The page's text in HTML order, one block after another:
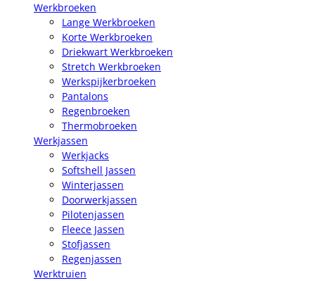
Werkbroeken
Lange Werkbroeken
Korte Werkbroeken
Driekwart Werkbroeken
Stretch Werkbroeken
Werkspijkerbroeken
Pantalons
Regenbroeken
Thermobroeken
Werkjassen
Werkjacks
Softshell Jassen
Winterjassen
Doorwerkjassen
Pilotenjassen
Fleece Jassen
Stofjassen
Regenjassen
Werktruien